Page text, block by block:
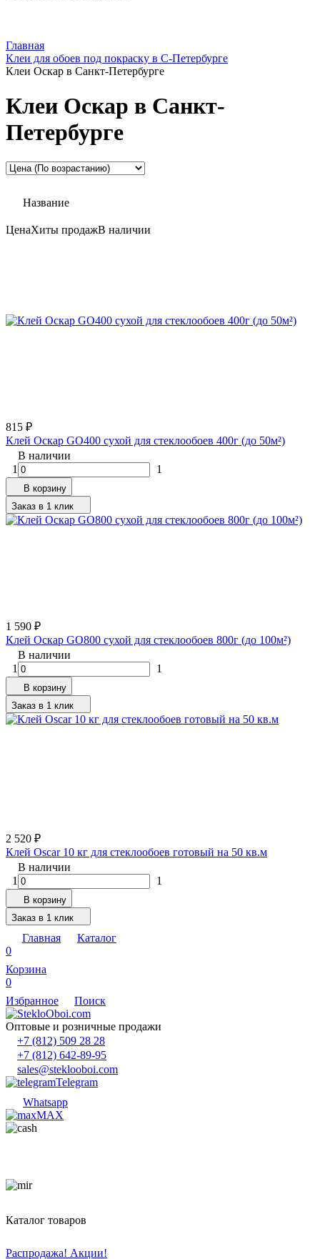
Главная
Клеи для обоев под покраску в С-Петербурге
Клеи Оскар в Санкт-Петербурге
Клеи Оскар в Санкт-
Петербурге
Название
ЦенаХиты продажВ наличии
815 ₽
Клей Оскар GO400 сухой для стеклообоев 400г (до 50м²)
В наличии
1
1
В корзину
Заказ в 1 клик
1 590 ₽
Клей Оскар GO800 сухой для стеклообоев 800г (до 100м²)
В наличии
1
1
В корзину
Заказ в 1 клик
2 520 ₽
Клей Oscar 10 кг для стеклообоев готовый на 50 кв.м
В наличии
1
1
В корзину
Заказ в 1 клик
Главная
Каталог
0
Корзина
0
Избранное
Поиск
Оптовые и розничные продажи
+7 (812) 509 28 28
+7 (812) 642-89-95
sales@steklooboi.com
Telegram
Whatsapp
MAX
Каталог товаров
Распродажа! Акции!